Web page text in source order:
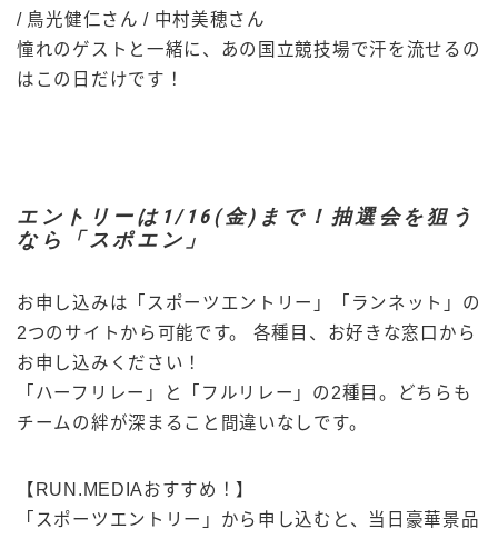
/ 鳥光健仁さん / 中村美穂さん
憧れのゲストと一緒に、あの国立競技場で汗を流せるの
はこの日だけです！
エントリーは1/16(金)まで！抽選会を狙う
なら「スポエン」
お申し込みは「スポーツエントリー」「ランネット」の
2つのサイトから可能です。 各種目、お好きな窓口から
お申し込みください！
「ハーフリレー」と「フルリレー」の2種目。どちらも
チームの絆が深まること間違いなしです。
【RUN.MEDIAおすすめ！】
「スポーツエントリー」から申し込むと、当日豪華景品